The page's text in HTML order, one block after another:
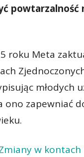
roku Meta
młodych
ono zapewniać
w